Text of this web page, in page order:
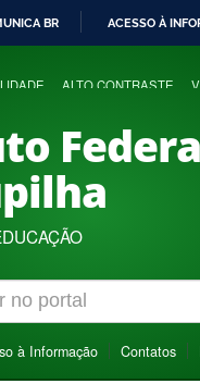
BR ACESSO À
ALTO CONTRASTE
à Informação Contatos